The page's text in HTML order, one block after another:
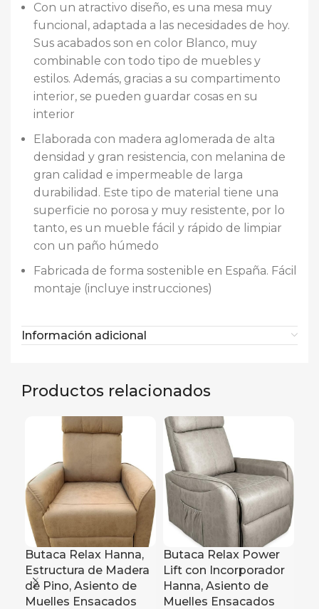
Con un atractivo diseño, es una mesa muy
funcional, adaptada a las necesidades de hoy.
Sus acabados son en color Blanco, muy
combinable con todo tipo de muebles y
estilos. Además, gracias a su compartimento
interior, se pueden guardar cosas en su
interior
Elaborada con madera aglomerada de alta
densidad y gran resistencia, con melanina de
gran calidad e impermeable de larga
durabilidad. Este tipo de material tiene una
superficie no porosa y muy resistente, por lo
tanto, es un mueble fácil y rápido de limpiar
con un paño húmedo
Fabricada de forma sostenible en España. Fácil
montaje (incluye instrucciones)
Información adicional
Productos relacionados
Butaca Relax Hanna,
Estructura de Madera
de Pino, Asiento de
Muelles Ensacados
Butaca Relax Power
Lift con Incorporador
Hanna, Asiento de
Muelles Ensacados